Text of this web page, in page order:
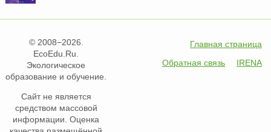
© 2008−2026.
EcoEdu.Ru.
Экологическое
образование и обучение.
Сайт не является
средством массовой
информации. Оценка
Главная страница
Обратная связь
IRENA